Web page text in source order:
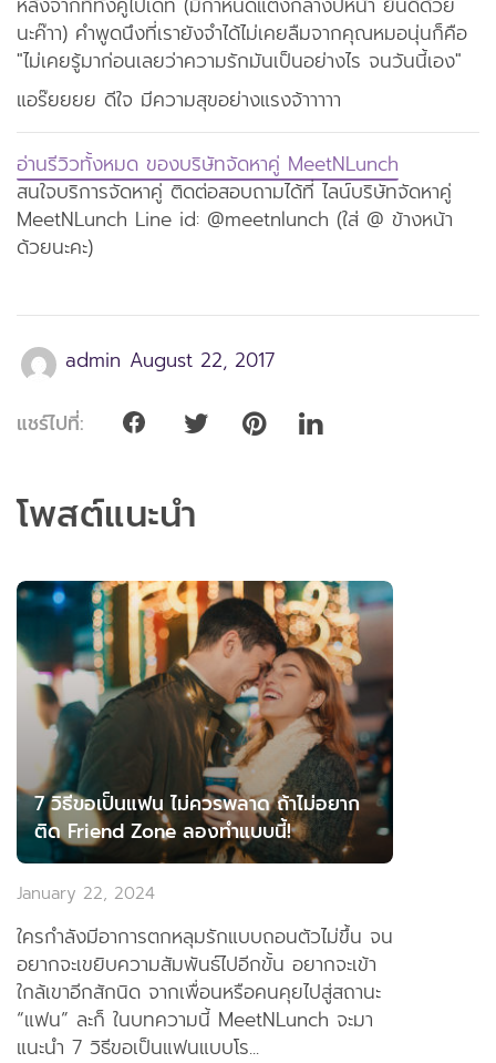
นะค๊าา) คำพูดนึงที่เรายังจำได้ไม่เคยลืมจากคุณหมอนุ่นก็คือ
"ไม่เคยรู้มาก่อนเลยว่าความรักมันเป็นอย่างไร จนวันนี้เอง"
แอร๊ยยยย ดีใจ มีความสุขอย่างแรงจ้าาาาา
อ่านรีวิวทั้งหมด ของบริษัทจัดหาคู่ MeetNLunch
สนใจบริการจัดหาคู่ ติดต่อสอบถามได้ที่ ไลน์บริษัทจัดหาคู่
MeetNLunch Line id: @meetnlunch (ใส่ @ ข้างหน้า
ด้วยนะคะ)
admin August 22, 2017
แชร์ไปที่:
โพสต์แนะนำ
7 วิธีขอเป็นแฟน ไม่ควรพลาด ถ้าไม่อยาก
ติด Friend Zone ลองทำแบบนี้!
January 22, 2024
ใครกำลังมีอาการตกหลุมรักแบบถอนตัวไม่ขึ้น จน
อยากจะเขยิบความสัมพันธ์ไปอีกขั้น อยากจะเข้า
ใกล้เขาอีกสักนิด จากเพื่อนหรือคนคุยไปสู่สถานะ
“แฟน” ละก็ ในบทความนี้ MeetNLunch จะมา
แนะนำ 7 วิธีขอเป็นแฟนแบบโร...